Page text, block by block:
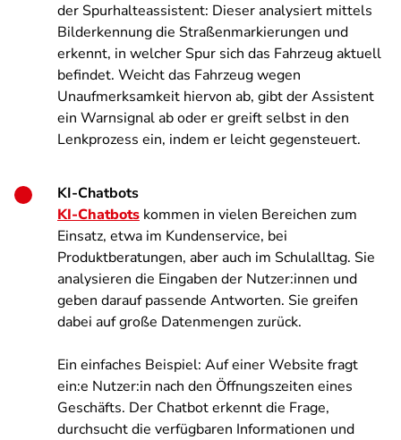
der Spurhalteassistent: Dieser analysiert mittels
Bilderkennung die Straßenmarkierungen und
erkennt, in welcher Spur sich das Fahrzeug aktuell
befindet. Weicht das Fahrzeug wegen
Unaufmerksamkeit hiervon ab, gibt der Assistent
ein Warnsignal ab oder er greift selbst in den
Lenkprozess ein, indem er leicht gegensteuert.
KI-Chatbots
KI-Chatbots kommen in vielen Bereichen zum
Einsatz, etwa im Kundenservice, bei
Produktberatungen, aber auch im Schulalltag. Sie
analysieren die Eingaben der Nutzer:innen und
geben darauf passende Antworten. Sie greifen
dabei auf große Datenmengen zurück.
Ein einfaches Beispiel: Auf einer Website fragt
ein:e Nutzer:in nach den Öffnungszeiten eines
Geschäfts. Der Chatbot erkennt die Frage,
durchsucht die verfügbaren Informationen und